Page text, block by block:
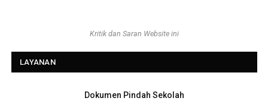
Kritik dan Saran Website ini
LAYANAN
Dokumen Pindah Sekolah